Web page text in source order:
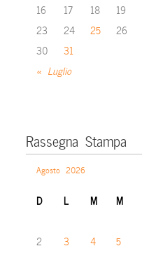
« Luglio
16
17 18 19
23
24 25 26
30
31
Rassegna Stampa
Agosto 2026
D L M M
2
3 4 5